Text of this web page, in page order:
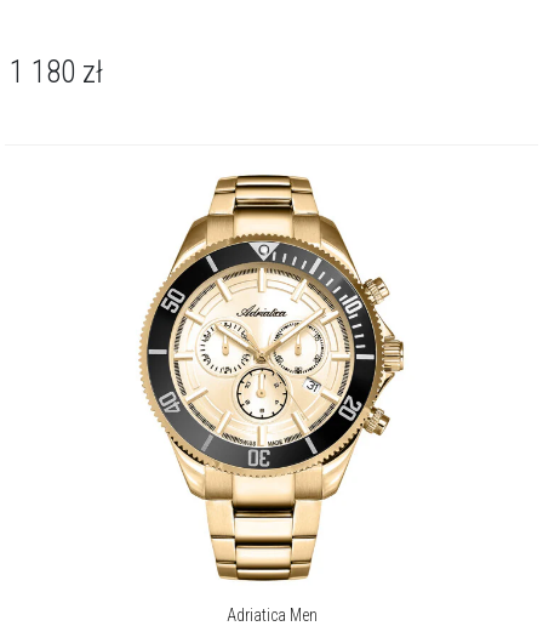
1 180 zł
Adriatica Men